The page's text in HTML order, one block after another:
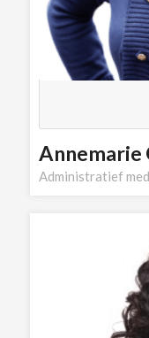
Annemarie
Administratief